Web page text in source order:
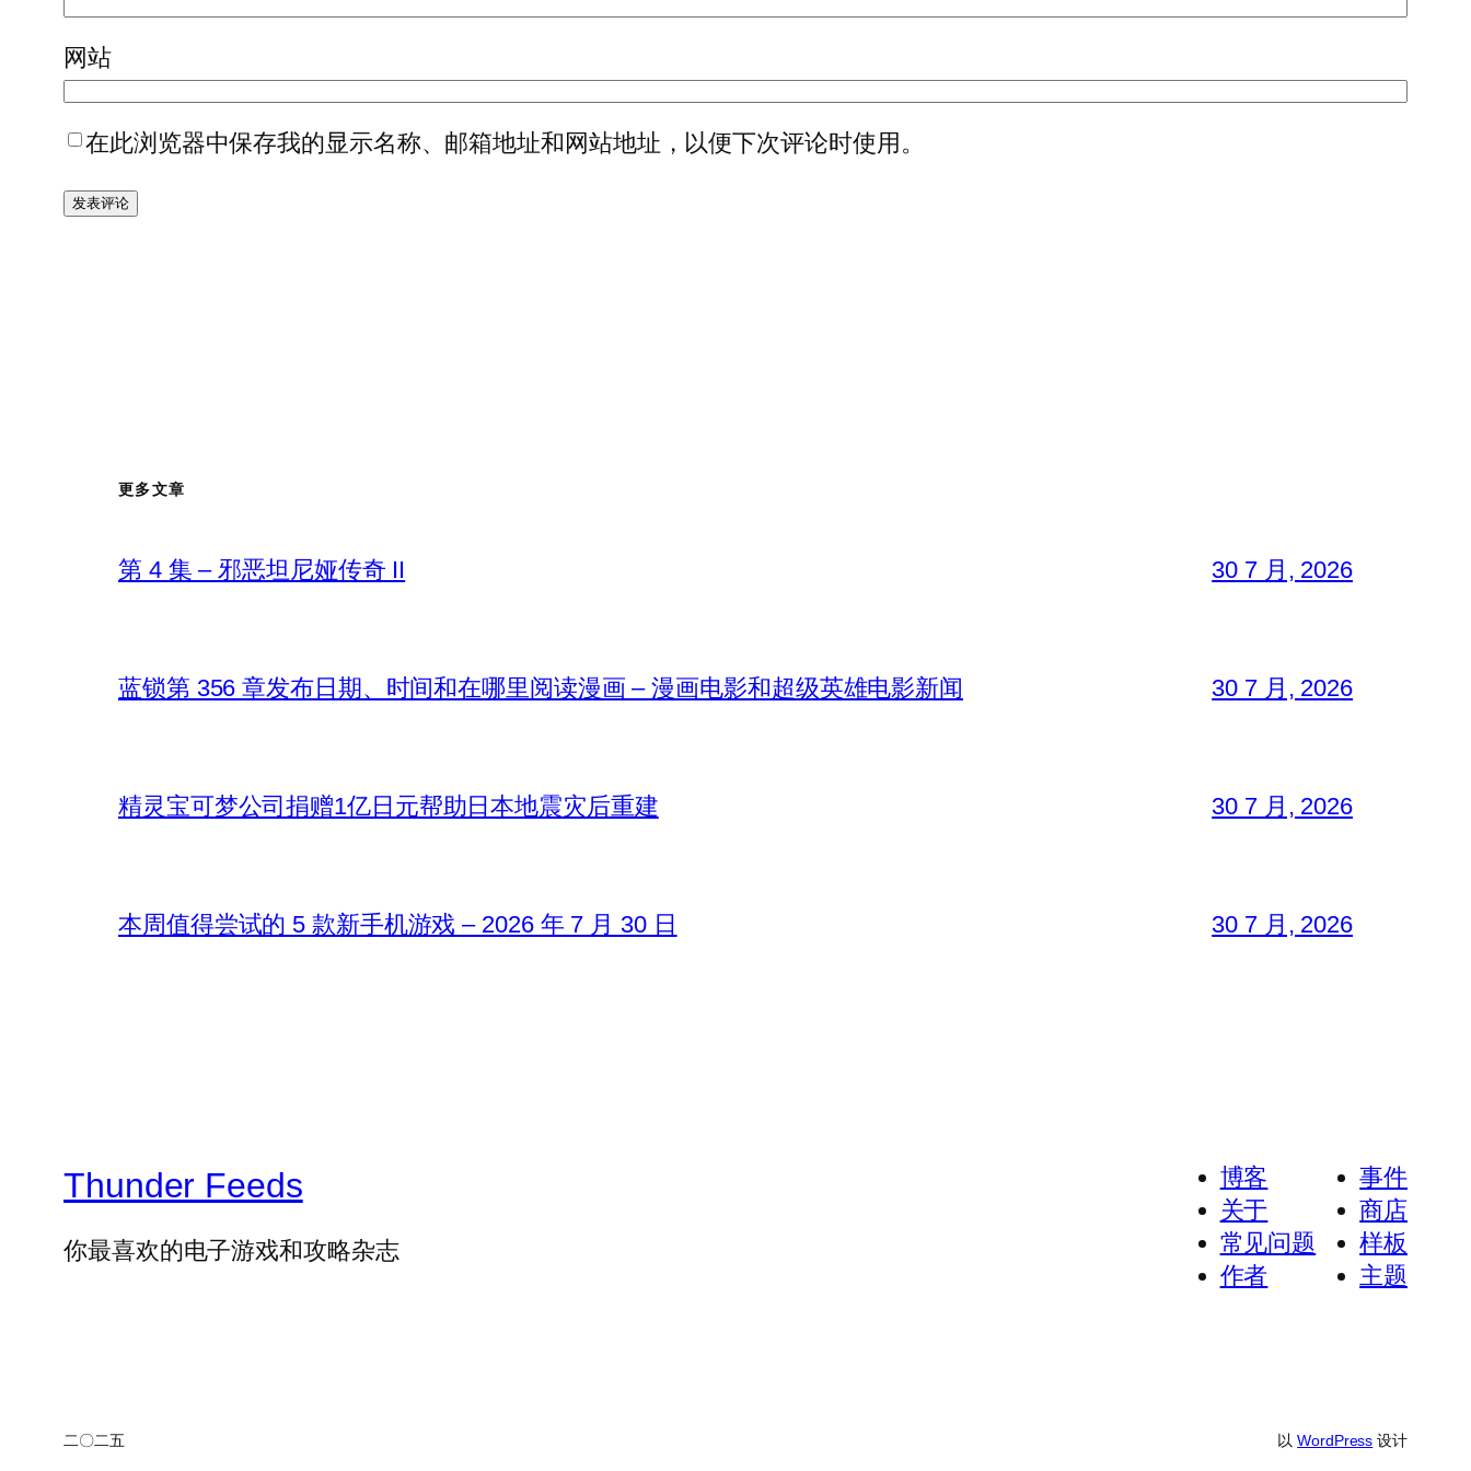
网站
在此浏览器中保存我的显示名称、邮箱地址和网站地址，以便下次评论时使用。
更多文章
第 4 集 – 邪恶坦尼娅传奇 II 30 7 月, 2026
蓝锁第 356 章发布日期、时间和在哪里阅读漫画 – 漫画电影和超级英雄电影新闻 30 7 月, 2026
精灵宝可梦公司捐赠1亿日元帮助日本地震灾后重建 30 7 月, 2026
本周值得尝试的 5 款新手机游戏 – 2026 年 7 月 30 日 30 7 月, 2026
Thunder Feeds
你最喜欢的电子游戏和攻略杂志
博客
关于
常见问题
作者
事件
商店
样板
主题
二〇二五 以WordPress 设计